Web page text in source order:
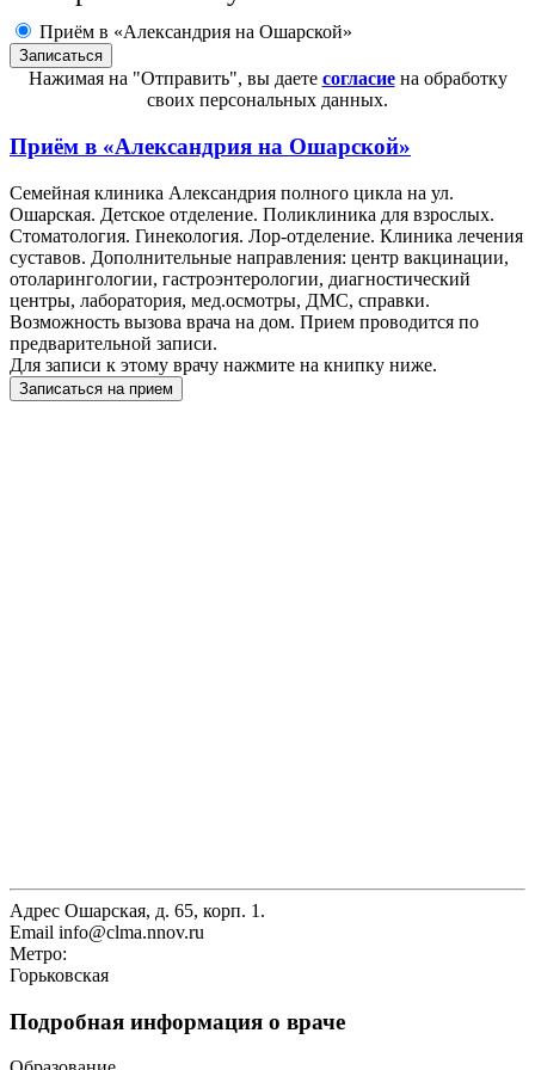
Приём в «Александрия на Ошарской»
Нажимая на "Отправить", вы даете согласиена обработку
своих персональных данных.
Приём в «Александрия на Ошарской»
Семейная клиника Александрия полного цикла на ул.
Ошарская. Детское отделение. Поликлиника для взрослых.
Стоматология. Гинекология. Лор-отделение. Клиника лечения
суставов. Дополнительные направления: центр вакцинации,
отоларингологии, гастроэнтерологии, диагностический
центры, лаборатория, мед.осмотры, ДМС, справки.
Возможность вызова врача на дом. Прием проводится по
предварительной записи.
Для записи к этому врачу нажмите на книпку ниже.
Записаться на прием
Адрес Ошарская, д. 65, корп. 1.
Email info@clma.nnov.ru
Метро:
Горьковская
Подробная информация о враче